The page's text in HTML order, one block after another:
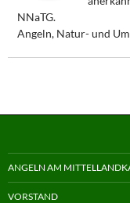
NNaTG.
Angeln, Natur- und
ANGELN AM
VORSTAND